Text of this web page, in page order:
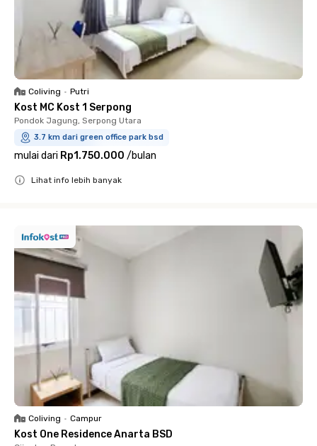
Coliving • Putri
Kost MC Kost 1 Serpong
Pondok Jagung, Serpong Utara
3.7 km dari green office park bsd
mulai dari Rp1.750.000 /bulan
Lihat info lebih banyak
Coliving • Campur
Kost One Residence Anarta BSD